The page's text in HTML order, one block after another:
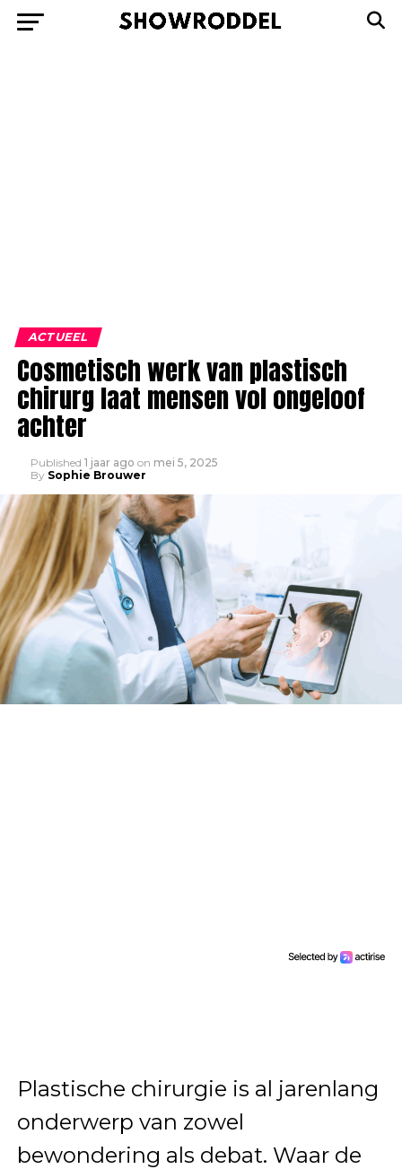
ACTUEEL
Cosmetisch werk van plastisch
chirurg laat mensen vol ongeloof
achter
Published 1 jaar ago on mei 5, 2025
By Sophie Brouwer
Plastische chirurgie is al jarenlang
onderwerp van zowel
bewondering als debat. Waar de